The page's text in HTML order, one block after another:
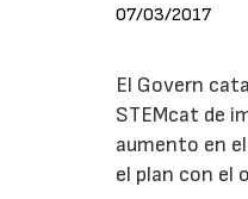
07/03/2017
El Govern
STEMcat de
aumento en
el plan con el